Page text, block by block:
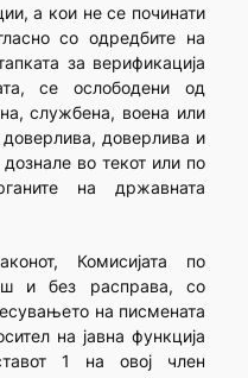
а кои не се починати
со одредбите на
за верификација
се ослободени од
службена, воена или
доверлива, доверлива и
во текот или по
на државната
Комисијата по
и без расправа, со
на писмената
на јавна функција
1 на овој член